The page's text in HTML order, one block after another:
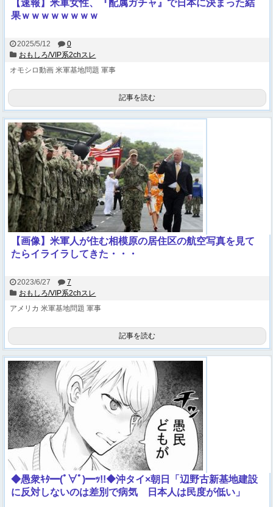
【速報】米軍女性、『配属ガチャ』で日本に決まった結
果ｗｗｗｗｗｗｗｗ
2025/5/12
0
おもしろ/VIP系2chスレ
オモシロ動画 米軍基地問題 軍事
記事を読む
【画像】米軍人が住む相模原の居住区の航空写真を見て
たらイライラしてきた・・・
2023/6/27
7
おもしろ/VIP系2chスレ
アメリカ 米軍基地問題 軍事
記事を読む
◆愚衆ｷﾀ━(ﾟ∀ﾟ)━ｯ!!◆沖タイ×朝日「辺野古新基地建設
に反対しないのは差別で病気 日本人は民度が低い」